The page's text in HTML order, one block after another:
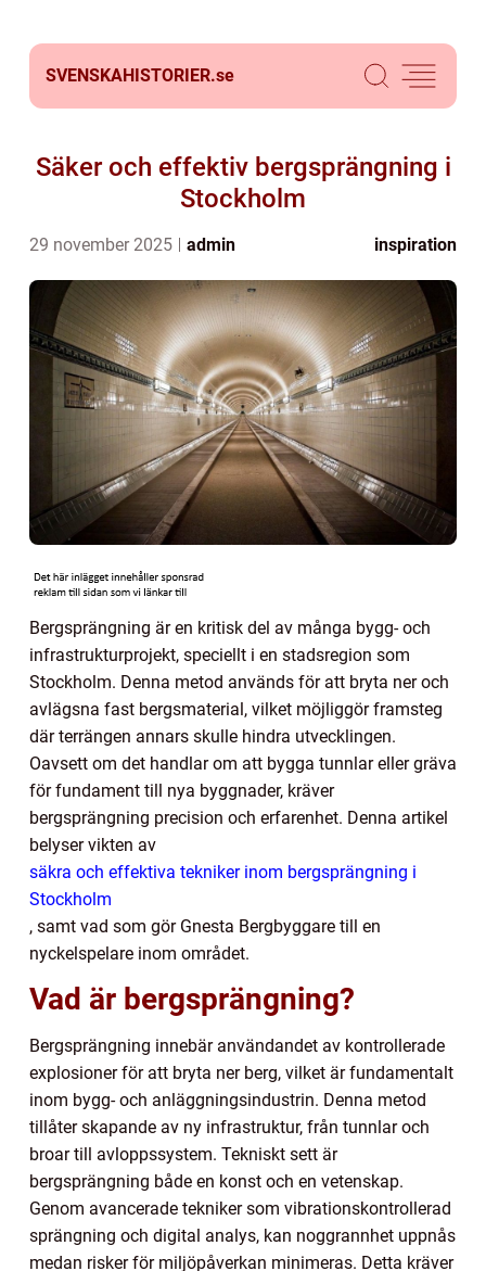
SVENSKAHISTORIER.se
Säker och effektiv bergsprängning i
Stockholm
29 november 2025 admin inspiration
Bergsprängning är en kritisk del av många bygg- och
infrastrukturprojekt, speciellt i en stadsregion som
Stockholm. Denna metod används för att bryta ner och
avlägsna fast bergsmaterial, vilket möjliggör framsteg
där terrängen annars skulle hindra utvecklingen.
Oavsett om det handlar om att bygga tunnlar eller gräva
för fundament till nya byggnader, kräver
bergsprängning precision och erfarenhet. Denna artikel
belyser vikten av
säkra och effektiva tekniker inom bergsprängning i
Stockholm
, samt vad som gör Gnesta Bergbyggare till en
nyckelspelare inom området.
Vad är bergsprängning?
Bergsprängning innebär användandet av kontrollerade
explosioner för att bryta ner berg, vilket är fundamentalt
inom bygg- och anläggningsindustrin. Denna metod
tillåter skapande av ny infrastruktur, från tunnlar och
broar till avloppssystem. Tekniskt sett är
bergsprängning både en konst och en vetenskap.
Genom avancerade tekniker som vibrationskontrollerad
sprängning och digital analys, kan noggrannhet uppnås
medan risker för miljöpåverkan minimeras. Detta kräver